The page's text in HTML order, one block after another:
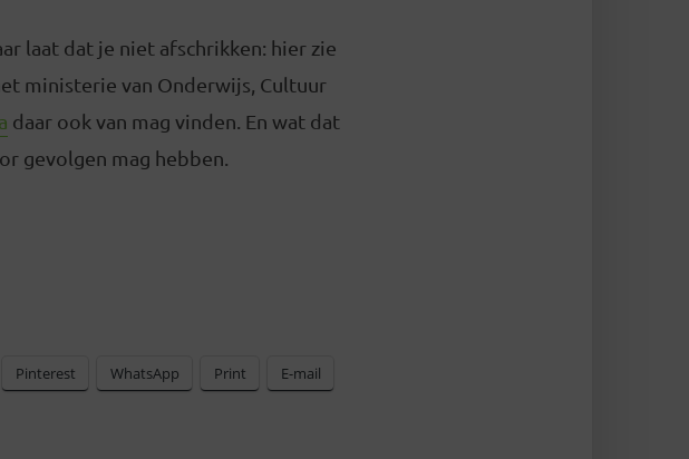
laat dat je niet afschrikken: hier zie
ministerie van Onderwijs, Cultuur
daar ook van mag vinden. En wat dat
gevolgen mag hebben.
Pinterest WhatsApp Print E-mail